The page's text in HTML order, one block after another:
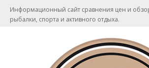
Информационный сайт сравнения цен и
рыбалки, спорта и активного отдыха.